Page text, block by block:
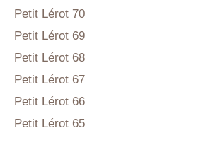
Petit Lérot 70
Petit Lérot 69
Petit Lérot 68
Petit Lérot 67
Petit Lérot 66
Petit Lérot 65